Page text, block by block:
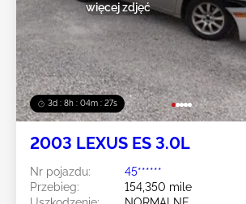
3d : 8h : 04m : 24s
więcej zdjęć
2003 LEXUS ES 3.0L
Nr pojazdu:
45******
Przebieg:
154,350 mile